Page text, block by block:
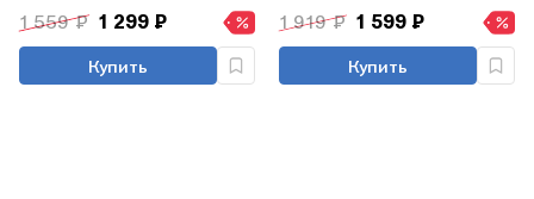
1 559 ₽ 1 299 ₽
Купить
1 919 ₽ 1 599 ₽
Купить